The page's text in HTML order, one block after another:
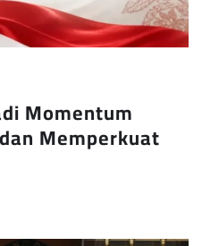
Momentum
Memperkuat